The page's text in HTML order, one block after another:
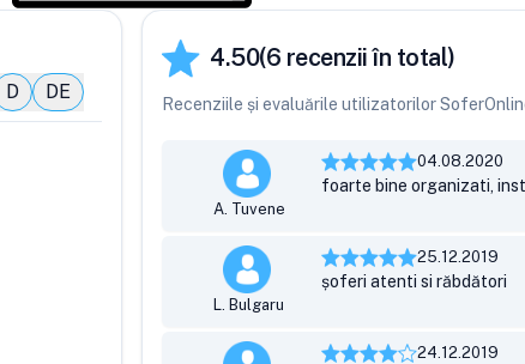
D DE
4.50(6 recenzii în total)
Recenziile și evaluările utilizatorilor
A. Tuvene
04.08.2020
foarte bine organizati,
L. Bulgaru
25.12.2019
șoferi atenti si răbdători
24.12.2019